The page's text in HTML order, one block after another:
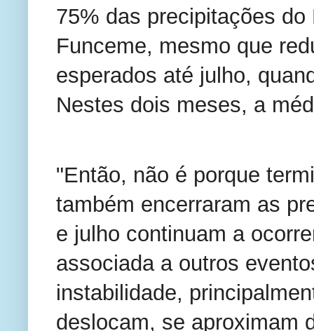
75% das precipitações
Funceme, mesmo que
esperados até julho,
Nestes dois meses, a
"Então, não é porque
também encerraram as
e julho continuam a
associada a outros
instabilidade,
deslocam, se aproximam